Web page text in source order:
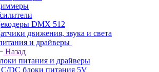
DMX 512
движения, звука и света
и драйверы
Назад
питания и драйверы
DC блоки питания 5V